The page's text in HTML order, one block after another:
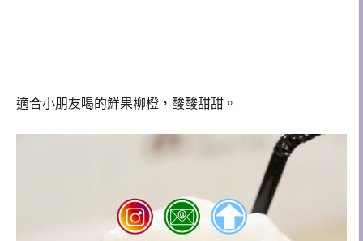
適合小朋友喝的鮮果柳橙，酸酸甜甜。